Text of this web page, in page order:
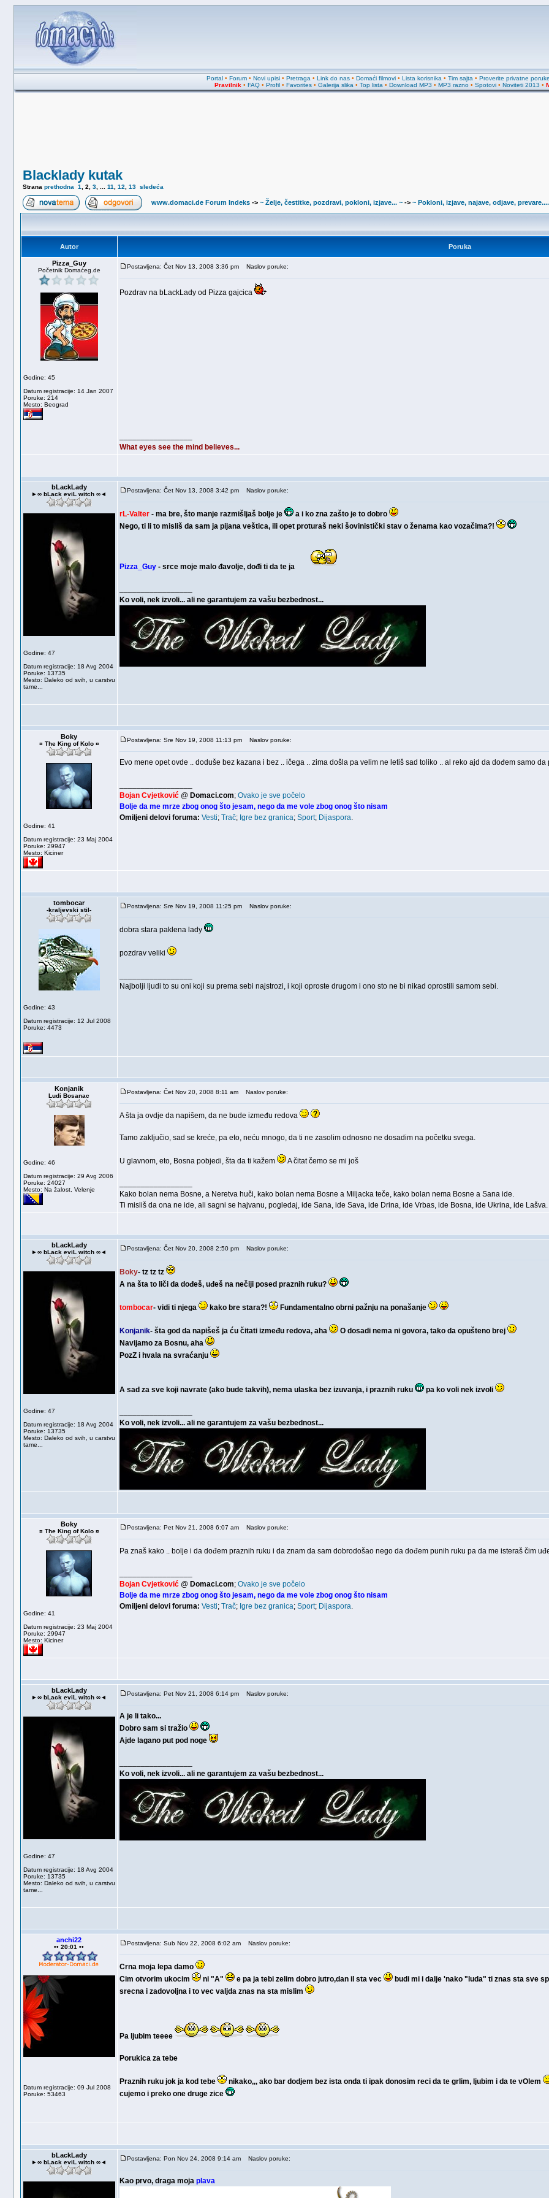
Portal• Forum• Novi upisi• Pretraga • Link do nas• Domaći filmovi• Lista korisnika • Tim sajta • Proverite privatne
Pravilnik • FAQ • Profil • Favorites • Galerija slika • Top lista • Download MP3 • MP3 razno • Spotovi • Noviteti 2013 •
Blacklady kutak
Strana prethodna 1 2 3, ... 11 12 13 sledeća
www.domaci.de Forum Indeks-> ~ Želje, čestitke, pozdravi, pokloni, izjave... ~-> ~ Pokloni, izjave, najave, odjave,
Autor Poruka
Pizza_Guy
Početnik Domaćeg.de
Godine: 45
Datum registracije: 14 Jan 2007
Poruke: 214
Mesto: Beograd
Postavljena: Čet Nov 13, 2008 3:36 pm Naslov poruke:
Pozdrav na bLackLady od Pizza gajcica
What eyes see the mind believes...
bLackLady
►∞ bLack eviL witch ∞◄
Godine: 47
Datum registracije: 18 Avg 2004
Poruke: 13735
Mesto: Daleko od svih, u carstvu
tame...
Postavljena: Čet Nov 13, 2008 3:42 pm Naslov poruke:
rL-Valter - ma bre, što manje razmišljaš bolje je
a i ko zna zašto je to dobro
Nego, ti li to misliš da sam ja pijana veštica, ili opet proturaš neki šovinistički stav o ženama kao vozačima?!
Pizza_Guy - srce moje malo đavolje, dođi ti da te ja
Ko voli, nek izvoli... ali ne garantujem za vašu bezbednost...
Boky
¤ The King of Kolo ¤
Godine: 41
Datum registracije: 23 Maj 2004
Poruke: 29947
Mesto: Kiciner
Postavljena: Sre Nov 19, 2008 11:13 pm Naslov poruke:
Evo mene opet ovde .. doduše bez kazana i bez .. ičega .. zima došla pa velim ne letiš sad toliko .. al reko ajd da dođem samo
Bojan Cvjetković@ Domaci.com; Ovako je sve počelo
Bolje da me mrze zbog onog što jesam, nego da me vole zbog onog što nisam
Omiljeni delovi foruma: Vesti; Trač; Igre bez granica; Sport; Dijaspora.
tombocar
-kraljevski stil-
Godine: 43
Datum registracije: 12 Jul 2008
Poruke: 4473
Postavljena: Sre Nov 19, 2008 11:25 pm Naslov poruke:
dobra stara paklena lady
pozdrav veliki
Najbolji ljudi to su oni koji su prema sebi najstrozi, i koji oproste drugom i ono sto ne bi nikad oprostili samom sebi.
Konjanik
Ludi Bosanac
Godine: 46
Datum registracije: 29 Avg 2006
Poruke: 24027
Mesto: Na žalost, Velenje
Postavljena: Čet Nov 20, 2008 8:11 am Naslov poruke:
A šta ja ovdje da napišem, da ne bude između redova
Tamo zaključio, sad se kreće, pa eto, neću mnogo, da ti ne zasolim odnosno ne dosadim na početku svega.
U glavnom, eto, Bosna pobjedi, šta da ti kažem A čitat čemo se mi još
Kako bolan nema Bosne, a Neretva huči, kako bolan nema Bosne a Miljacka teče, kako bolan nema Bosne a Sana ide.
Ti misliš da ona ne ide, ali sagni se hajvanu, pogledaj, ide Sana, ide Sava, ide Drina, ide Vrbas, ide Bosna, ide Ukrina, ide Lašva.
bLackLady
►∞ bLack eviL witch ∞◄
Godine: 47
Datum registracije: 18 Avg 2004
Poruke: 13735
Mesto: Daleko od svih, u carstvu
tame...
Postavljena: Čet Nov 20, 2008 2:50 pm Naslov poruke:
Boky- tz tz tz
A na šta to liči da dođeš, uđeš na nečiji posed praznih ruku?
tombocar- vidi ti njega kako bre stara?! Fundamentalno obrni pažnju na ponašanje
Konjanik- šta god da napišeš ja ću čitati između redova, aha
O dosadi nema ni govora, tako da opušteno brej
Navijamo za Bosnu, aha
PozZ i hvala na svraćanju
A sad za sve koji navrate (ako bude takvih), nema ulaska bez izuvanja, i praznih ruku pa ko voli nek izvoli
Ko voli, nek izvoli... ali ne garantujem za vašu bezbednost...
Boky
¤ The King of Kolo ¤
Godine: 41
Datum registracije: 23 Maj 2004
Poruke: 29947
Mesto: Kiciner
Postavljena: Pet Nov 21, 2008 6:07 am Naslov poruke:
Pa znaš kako .. bolje i da dođem praznih ruku i da znam da sam dobrodošao nego da dođem punih ruku pa da me isteraš čim
Bojan Cvjetković@ Domaci.com; Ovako je sve počelo
Bolje da me mrze zbog onog što jesam, nego da me vole zbog onog što nisam
Omiljeni delovi foruma: Vesti; Trač; Igre bez granica; Sport; Dijaspora.
bLackLady
►∞ bLack eviL witch ∞◄
Godine: 47
Datum registracije: 18 Avg 2004
Poruke: 13735
Mesto: Daleko od svih, u carstvu
tame...
Postavljena: Pet Nov 21, 2008 6:14 pm Naslov poruke:
A je li tako...
Dobro sam si tražio
Ajde lagano put pod noge
Ko voli, nek izvoli... ali ne garantujem za vašu bezbednost...
anchi22
•• 20:01 ••
Datum registracije: 09 Jul 2008
Poruke: 53463
Postavljena: Sub Nov 22, 2008 6:02 am Naslov poruke:
Crna moja lepa damo
Cim otvorim ukocim
ni "A" e pa ja tebi zelim dobro jutro,dan il sta vec
budi mi i dalje 'nako "luda" ti znas sta sve
srecna i zadovoljna i to vec valjda znas na sta mislim
Pa ljubim teeee
Porukica za tebe
Praznih ruku jok ja kod tebe
nikako,,, ako bar dodjem bez ista onda ti ipak donosim reci da te grlim, ljubim i da te vOlem
cujemo i preko one druge zice
bLackLady
►∞ bLack eviL witch ∞◄
Postavljena: Pon Nov 24, 2008 9:14 am Naslov poruke:
Kao prvo, draga moja plava